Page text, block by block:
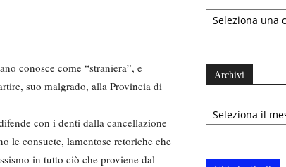
conosce come “straniera”, e
suo malgrado, alla Provincia di
con i denti dalla cancellazione
le consuete, lamentose retoriche che
in tutto ciò che proviene dal
Categorie
Archivi
Archivi